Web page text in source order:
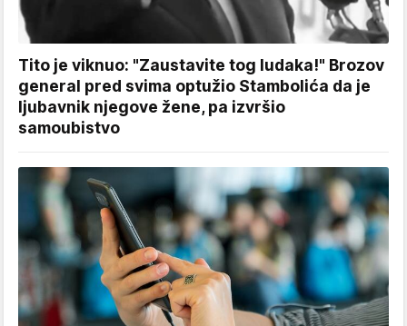
Tito je viknuo: "Zaustavite tog ludaka!" Brozov
general pred svima optužio Stambolića da je
ljubavnik njegove žene, pa izvršio
samoubistvo